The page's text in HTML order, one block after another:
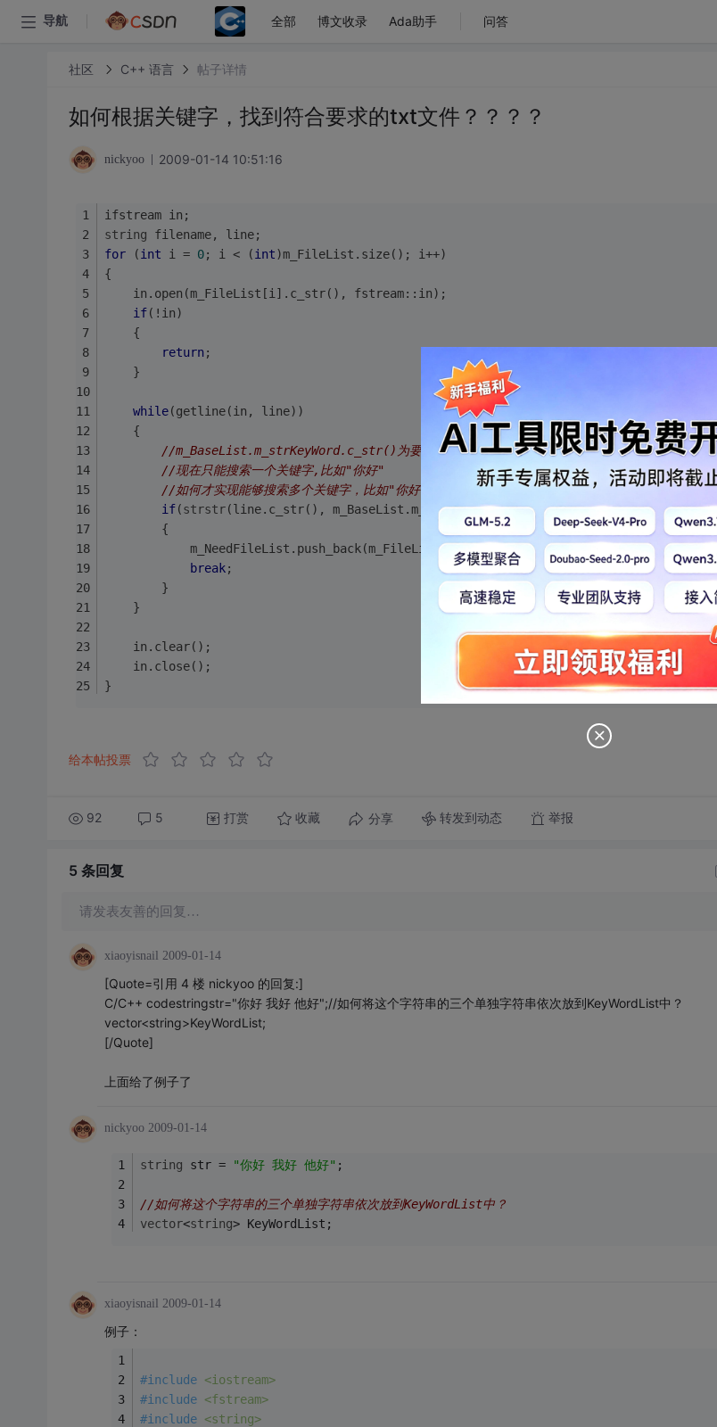
导航 全部 博文收录 Ada助手 问答
社区 C++ 语言 帖子详情
如何根据关键字，找到符合要求的txt文件？？？？
nickyoo 2009-01-14 10:51:16
ifstream in;
string filename, line;
for (int i = 0; i < (int)m_FileList.size(); i++)
{
	in.open(m_FileList[i].c_str(), fstream::in);
if(!in)
	{
return;
	}
while(getline(in, line))
	{
//m_BaseList.m_strKeyWord.c_str()为要查找的关键字
//现在只能搜索一个关键字,比如"你好"
//如何才实现能够搜索多个关键字，比如"你好 我好 他好"，就是类似于页面搜索的方式？？？？？
if(strstr(line.c_str(), m_BaseList.m_strKeyWord.c_str()))
		{
			m_NeedFileList.push_back(m_FileList[i]);
break;
		}
	}
	in.clear();
	in.close();
}
给本帖投票
92 5 打赏 收藏 分享 转发到动态 举报
5 条回复
请发表友善的回复…
xiaoyisnail 2009-01-14
[Quote=引用 4 楼 nickyoo 的回复:]
C/C++ codestringstr="你好 我好 他好";//如何将这个字符串的三个单独字符串依次放到KeyWordList中？
vector<string>KeyWordList;
[/Quote]
上面给了例子了
nickyoo 2009-01-14
string str = "你好 我好 他好" ;
//如何将这个字符串的三个单独字符串依次放到KeyWordList中？
vector<string> KeyWordList;
xiaoyisnail 2009-01-14
例子：
#include <iostream>
#include <fstream>
#include <string>